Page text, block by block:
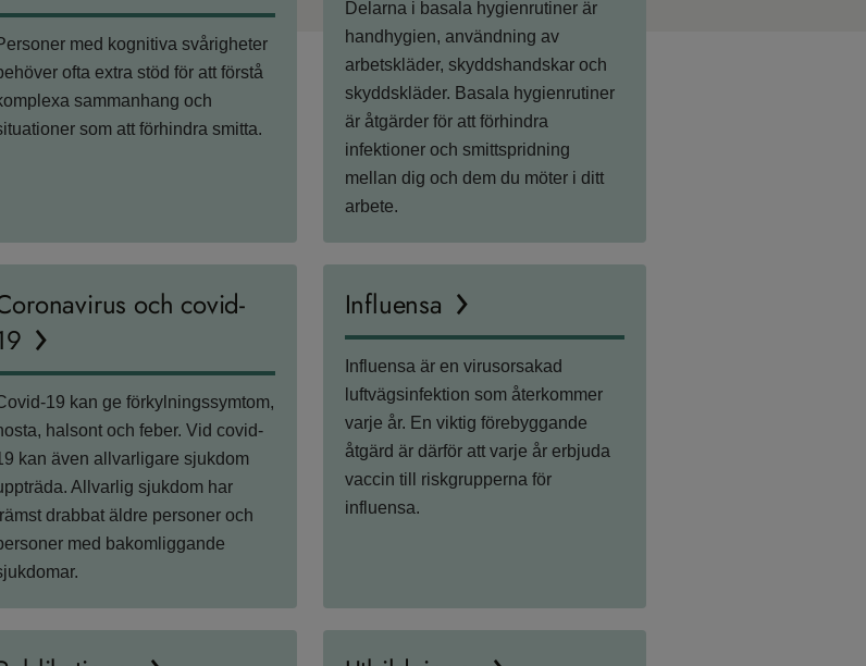
med kognitiva svårigheter
ofta extra stöd för att förstå
sammanhang och
som att förhindra smitta.
Delarna i basala hygienrutiner är
handhygien, användning av
arbetskläder, skyddshandskar och
skyddskläder. Basala hygienrutiner
är åtgärder för att förhindra
infektioner och smittspridning
mellan dig och dem du möter i ditt
arbete.
och covid-
19 kan ge förkylningssymtom,
halsont och feber. Vid covid-
kan även allvarligare sjukdom
Allvarlig sjukdom har
drabbat äldre personer och
med bakomliggande
Influensa
Influensa är en virusorsakad
luftvägsinfektion som återkommer
varje år. En viktig förebyggande
åtgärd är därför att varje år erbjuda
vaccin till riskgrupperna för
influensa.